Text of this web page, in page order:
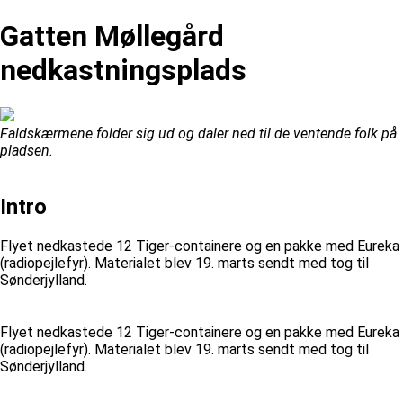
Gatten Møllegård
nedkastningsplads
Faldskærmene folder sig ud og daler ned til de ventende folk på
pladsen.
Intro
Flyet nedkastede 12 Tiger-containere og en pakke med Eureka
(radiopejlefyr). Materialet blev 19. marts sendt med tog til
Sønderjylland.
Flyet nedkastede 12 Tiger-containere og en pakke med Eureka
(radiopejlefyr). Materialet blev 19. marts sendt med tog til
Sønderjylland.